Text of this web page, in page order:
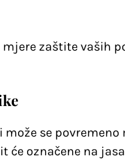
zaštite vaših
se
će označene na